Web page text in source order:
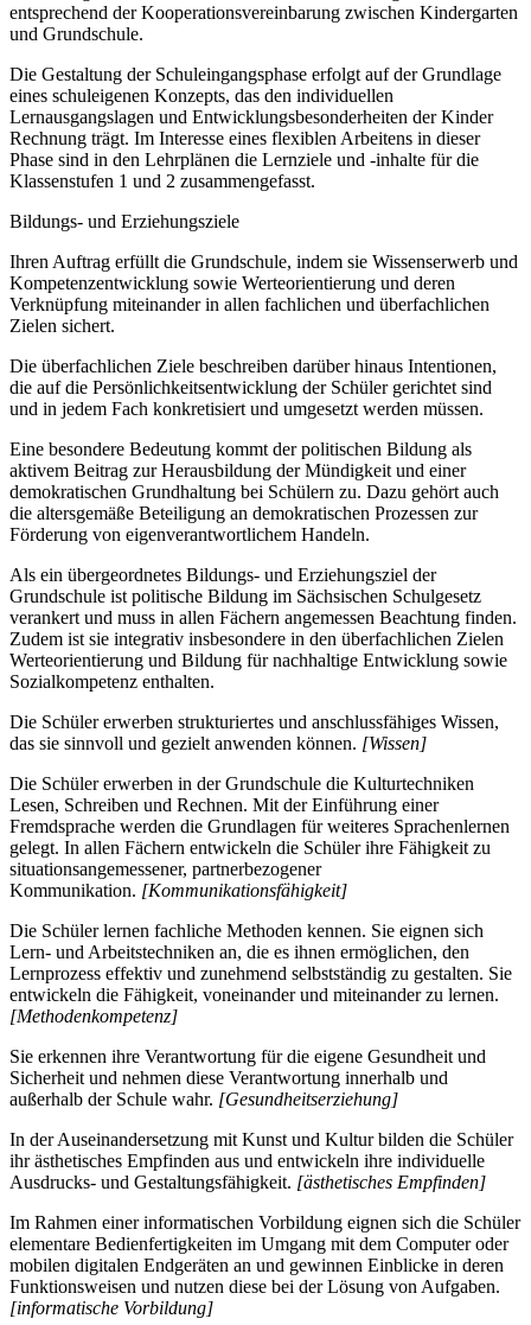
entsprechend der Kooperationsvereinbarung zwischen Kindergarten
und Grundschule.
Die Gestaltung der Schuleingangsphase erfolgt auf der Grundlage
eines schuleigenen Konzepts, das den individuellen
Lernausgangslagen und Entwicklungsbesonderheiten der Kinder
Rechnung trägt. Im Interesse eines flexiblen Arbeitens in dieser
Phase sind in den Lehrplänen die Lernziele und -inhalte für die
Klassenstufen 1 und 2 zusammengefasst.
Bildungs- und Erziehungsziele
Ihren Auftrag erfüllt die Grundschule, indem sie Wissenserwerb und
Kompetenzentwicklung sowie Werteorientierung und deren
Verknüpfung miteinander in allen fachlichen und überfachlichen
Zielen sichert.
Die überfachlichen Ziele beschreiben darüber hinaus Intentionen,
die auf die Persönlichkeitsentwicklung der Schüler gerichtet sind
und in jedem Fach konkretisiert und umgesetzt werden müssen.
Eine besondere Bedeutung kommt der politischen Bildung als
aktivem Beitrag zur Herausbildung der Mündigkeit und einer
demokratischen Grundhaltung bei Schülern zu. Dazu gehört auch
die altersgemäße Beteiligung an demokratischen Prozessen zur
Förderung von eigenverantwortlichem Handeln.
Als ein übergeordnetes Bildungs- und Erziehungsziel der
Grundschule ist politische Bildung im Sächsischen Schulgesetz
verankert und muss in allen Fächern angemessen Beachtung finden.
Zudem ist sie integrativ insbesondere in den überfachlichen Zielen
Werteorientierung und Bildung für nachhaltige Entwicklung sowie
Sozialkompetenz enthalten.
Die Schüler erwerben strukturiertes und anschlussfähiges Wissen,
das sie sinnvoll und gezielt anwenden können. [Wissen]
Die Schüler erwerben in der Grundschule die Kulturtechniken
Lesen, Schreiben und Rechnen. Mit der Einführung einer
Fremdsprache werden die Grundlagen für weiteres Sprachenlernen
gelegt. In allen Fächern entwickeln die Schüler ihre Fähigkeit zu
situationsangemessener, partnerbezogener
Kommunikation. [Kommunikationsfähigkeit]
Die Schüler lernen fachliche Methoden kennen. Sie eignen sich
Lern- und Arbeitstechniken an, die es ihnen ermöglichen, den
Lernprozess effektiv und zunehmend selbstständig zu gestalten. Sie
entwickeln die Fähigkeit, voneinander und miteinander zu lernen.
[Methodenkompetenz]
Sie erkennen ihre Verantwortung für die eigene Gesundheit und
Sicherheit und nehmen diese Verantwortung innerhalb und
außerhalb der Schule wahr. [Gesundheitserziehung]
In der Auseinandersetzung mit Kunst und Kultur bilden die Schüler
ihr ästhetisches Empfinden aus und entwickeln ihre individuelle
Ausdrucks- und Gestaltungsfähigkeit. [ästhetisches Empfinden]
Im Rahmen einer informatischen Vorbildung eignen sich die Schüler
elementare Bedienfertigkeiten im Umgang mit dem Computer oder
mobilen digitalen Endgeräten an und gewinnen Einblicke in deren
Funktionsweisen und nutzen diese bei der Lösung von Aufgaben.
[informatische Vorbildung]